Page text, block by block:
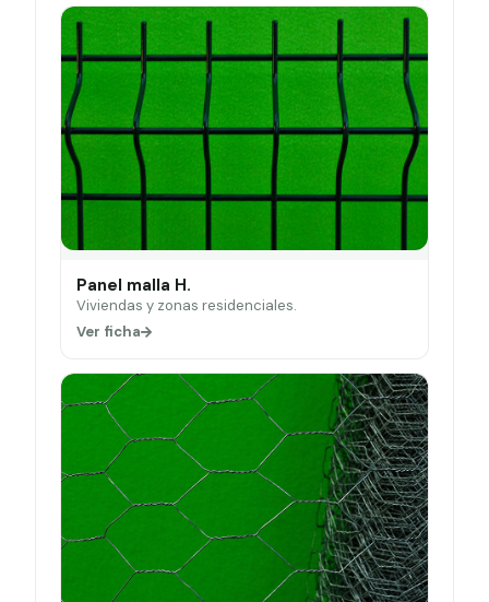
Panel malla H.
Viviendas y zonas residenciales.
Ver ficha